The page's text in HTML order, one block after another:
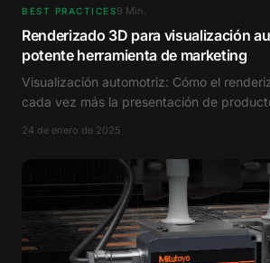
BEST PRACTICES9 Min.
Renderizado 3D para visualización
potente herramienta de marketing
Visualización automotriz: Cómo el
cada vez más la presentación de
24 de enero de 2025